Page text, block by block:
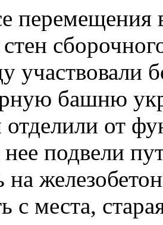
участвовали
башню
от
подвели
на
с места,